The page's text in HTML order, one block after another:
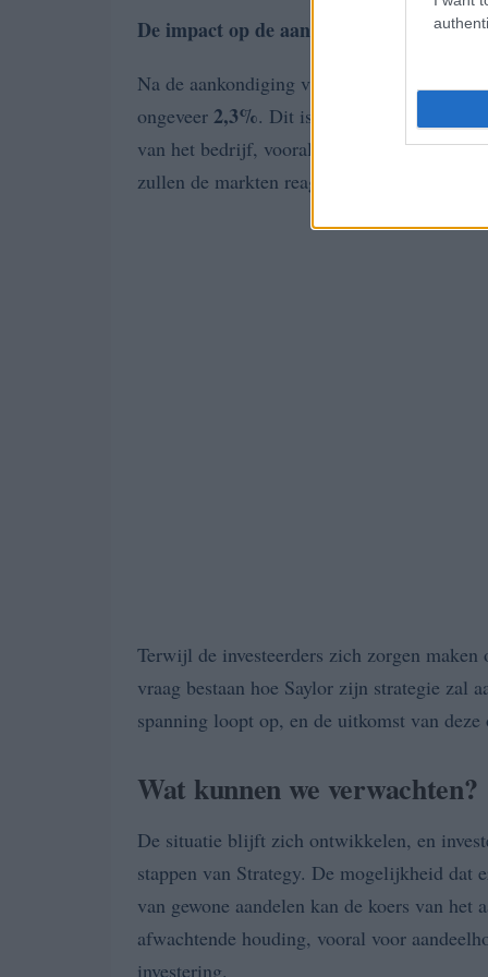
De impact op de aandelenmarkt
Na de aankondiging van de
ongeveer 2,3%. Dit is een duidelijk signaal
van het bedrijf, vooral gezien de recente
zullen de markten reageren wanneer de
Terwijl de investeerders zich zorgen
vraag bestaan hoe Saylor zijn strategie zal
spanning loopt op, en de uitkomst van
Wat kunnen we verwachten?
De situatie blijft zich ontwikkelen, en
stappen van Strategy. De mogelijkheid dat
van gewone aandelen kan de koers van
afwachtende houding, vooral voor
investering.